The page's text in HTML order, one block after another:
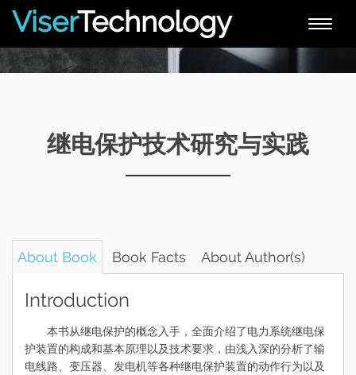
Toggle
ViserTechnology
继电保护技术研究与实践
About Book Book Facts About Author(s)
Introduction
本书从继电保护的概念入手，全面介绍了电力系统继电保
护装置的构成和基本原理以及技术要求，由浅入深的分析了输
电线路、变压器、发电机等各种继电保护装置的动作行为以及